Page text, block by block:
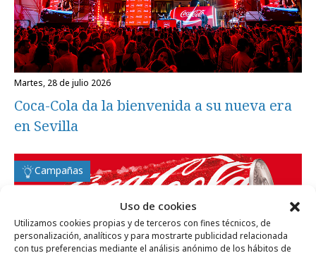
Uso de cookies
Utilizamos cookies propias y de terceros con fines técnicos, de
personalización, analíticos y para mostrarte publicidad relacionada
con tus preferencias mediante el análisis anónimo de los hábitos de
martes, 28 de julio 2026
Coca-Cola da la bienvenida a su nueva era
en Sevilla
Campañas